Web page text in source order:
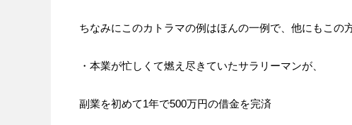
ちなみにこのカトラマの例はほんの一例で、他にもこの
・本業が忙しくて燃え尽きていたサラリーマンが、
副業を初めて1年で500万円の借金を完済